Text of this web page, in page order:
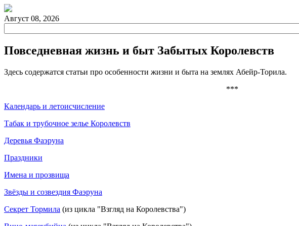
Август 08, 2026
Повседневная жизнь и быт Забытых Королевств
Здесь содержатся статьи про особенности жизни и быта на землях Абейр-Торила.
***
Календарь и летоисчисление
Табак и трубочное зелье Королевств
Деревья Фаэруна
Праздники
Имена и прозвища
Звёзды и созвездия Фаэруна
Секрет Тормила (из цикла "Взгляд на Королевства")